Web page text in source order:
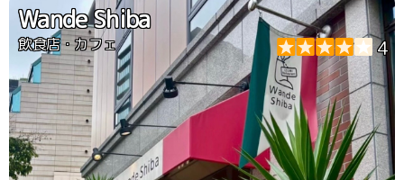
Wande Shiba
飲食店・カフェ 4